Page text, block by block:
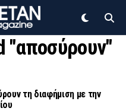
"αποσύρουν"
τη διαφήμιση με την